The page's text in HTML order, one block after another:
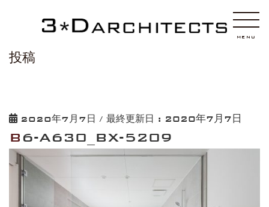
MENU
投稿
2020年7月7日 / 最終更新日 : 2020年7月7日
B6-A630_BX-5209